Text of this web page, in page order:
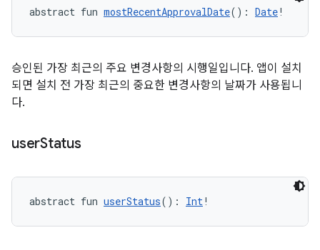
abstract fun mostRecentApprovalDate(): Date!
승인된 가장 최근의 주요 변경사항의 시행일입니다. 앱이 설치
되면 설치 전 가장 최근의 중요한 변경사항의 날짜가 사용됩니
다.
userStatus
abstract fun userStatus(): Int!